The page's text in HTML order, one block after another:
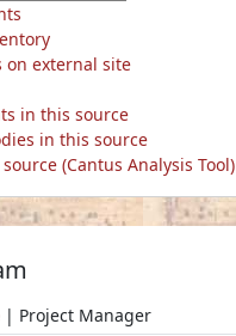
on external site
in this source
in this source
(Cantus Analysis Tool)
| Project Manager